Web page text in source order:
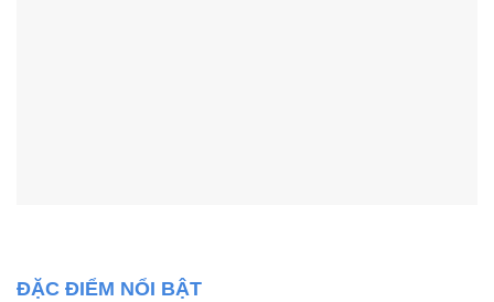
ĐẶC ĐIỂM NỔI BẬT